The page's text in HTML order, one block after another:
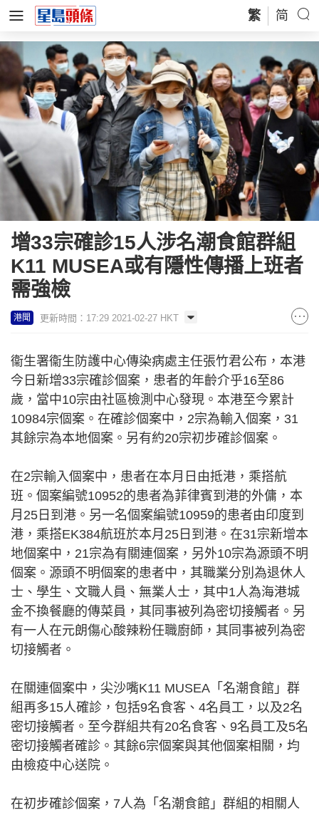
繁 简
增33宗確診15人涉名潮食館群組
K11 MUSEA或有隱性傳播上班者
需強檢
港聞 更新時間：17:29 2021-02-27 HKT
衞生署衞生防護中心傳染病處主任張竹君公布，本港
今日新增33宗確診個案，患者的年齡介乎16至86
歲，當中10宗由社區檢測中心發現。本港至今累計
10984宗個案。在確診個案中，2宗為輸入個案，31
其餘宗為本地個案。另有約20宗初步確診個案。
在2宗輸入個案中，患者在本月日由抵港，乘搭航
班。個案編號10952的患者為菲律賓到港的外傭，本
月25日到港。另一名個案編號10959的患者由印度到
港，乘搭EK384航班於本月25日到港。在31宗新增本
地個案中，21宗為有關連個案，另外10宗為源頭不明
個案。源頭不明個案的患者中，其職業分別為退休人
士、學生、文職人員、無業人士，其中1人為海港城
金不換餐廳的傳菜員，其同事被列為密切接觸者。另
有一人在元朗傷心酸辣粉任職廚師，其同事被列為密
切接觸者。
在關連個案中，尖沙嘴K11 MUSEA「名潮食館」群
組再多15人確診，包括9名食客、4名員工，以及2名
密切接觸者。至今群組共有20名食客、9名員工及5名
密切接觸者確診。其餘6宗個案與其他個案相關，均
由檢疫中心送院。
在初步確診個案，7人為「名潮食館」群組的相關人